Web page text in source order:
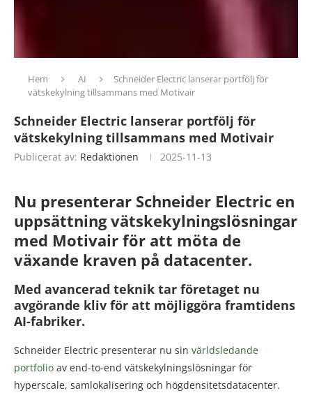
Hem AI
Schneider Electric lanserar portfölj för
vätskekylning tillsammans med Motivair
Schneider Electric lanserar portfölj för
vätskekylning tillsammans med Motivair
Publicerat av: Redaktionen 2025-11-13
Nu presenterar Schneider Electric en
uppsättning vätskekylningslösningar
med Motivair för att möta de
växande kraven på datacenter.
Med avancerad teknik tar företaget nu
avgörande kliv för att möjliggöra framtidens
AI-fabriker.
Schneider Electric presenterar nu sin världsledande
portfolio av end-to-end vätskekylningslösningar för
hyperscale, samlokalisering och högdensitetsdatacenter.